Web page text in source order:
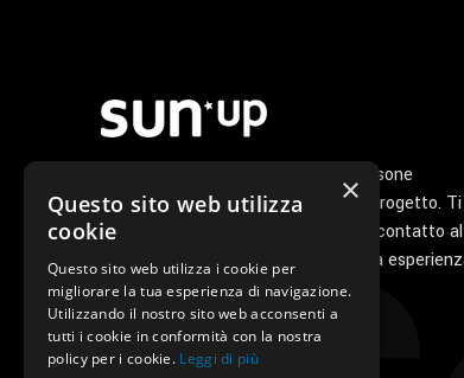
Noi di Sunup siamo un gruppo di persone
appassionate che ha a cuore il tuo progetto. Ti
seguiamo personalmente dal primo contatto al
servizio di post vendita perché la tua
con noi sia unica e speciale.
×
Questo sito web utilizza
cookie
Questo sito web utilizza i cookie per
migliorare la tua esperienza di navigazione.
Utilizzando il nostro sito web acconsenti a
tutti i cookie in conformità con la nostra
policy per i cookie. Leggi di più